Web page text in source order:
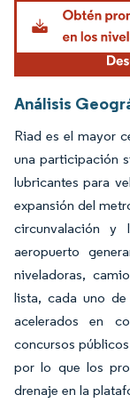
Análisis
Riad es el mayor
una participación
lubricantes para
expansión del
circunvalación y
aeropuerto
niveladoras,
lista, cada uno
acelerados en
concursos
por lo que los
drenaje en la